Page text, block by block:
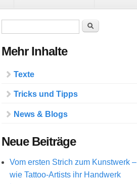
Suche
Mehr Inhalte
Texte
Tricks und Tipps
News & Blogs
Neue Beiträge
Vom ersten Strich zum Kunstwerk –
wie Tattoo-Artists ihr Handwerk